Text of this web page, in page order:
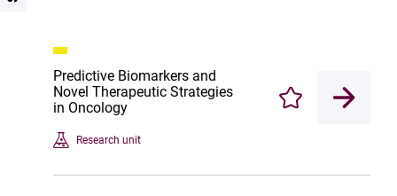
Predictive Biomarkers and
Novel Therapeutic Strategies
in Oncology
Research unit
Enregistrer